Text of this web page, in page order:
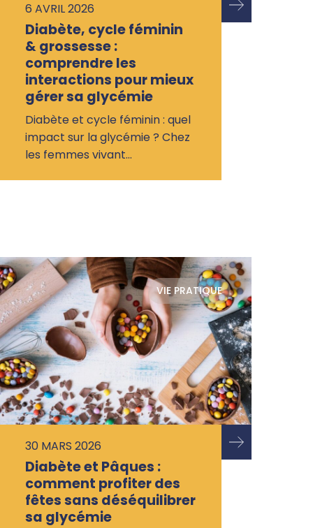
6 AVRIL 2026
Diabète, cycle féminin
& grossesse :
comprendre les
interactions pour mieux
gérer sa glycémie
Diabète et cycle féminin : quel
impact sur la glycémie ? Chez
les femmes vivant…
VIE PRATIQUE
30 MARS 2026
Diabète et Pâques :
comment profiter des
fêtes sans déséquilibrer
sa glycémie